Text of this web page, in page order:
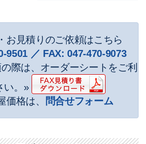
お見積りのご依頼はこちら
9501 ／ FAX:047-470-9073
際は、オーダーシートをご利
い。»
格は、
問合せフォーム
ファン
」